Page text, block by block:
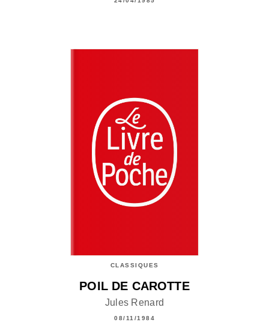
CLASSIQUES
POIL DE CAROTTE
Jules Renard
08/11/1984